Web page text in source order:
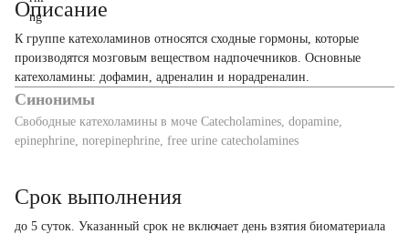
Описание
К группе катехоламинов относятся сходные гормоны, которые
производятся мозговым веществом надпочечников. Основные
катехоламины: дофамин, адреналин и норадреналин.
Синонимы
Свободные катехоламины в моче Catecholamines, dopamine,
epinephrine, norepinephrine, free urine catecholamines
Срок выполнения
до 5 суток. Указанный срок не включает день взятия биоматериала